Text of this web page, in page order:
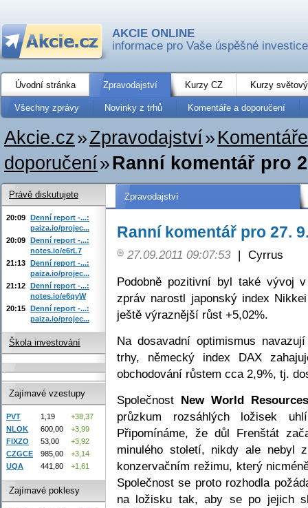
AKCIE ONLINE
informace pro Vaše úspěšné investice
Úvodní stránka Zpravodajství Kurzy CZ Kurzy
Všechny zprávy Novinky z trhů Komentáře a doporučení
Akcie.cz»Zpravodajství»
doporučení»Ranní komentář pro
Zpravodajství
Ranní komentář pro 27.
27.09.2011 09:07:53 | Cyrrus
Podobně pozitivní byl také vývoj
zpráv narostl japonský index
ještě výraznější růst +5,02%.
Na dosavadní optimismus
trhy, německý index DAX
obchodování růstem cca 2,9%, tj.
Společnost New World Resources
průzkum rozsáhlých ložisek
Připomínáme, že důl Frenštát
minulého století, nikdy ale nebyl
konzervačním režimu, který
Společnost se proto rozhodla
na ložisku tak, aby se po jejich
Právě diskutujete
20:09 Denní report -...:
paiza.io/projec...
20:09 Denní report -...:
notes.io/e6rL7
21:13 Denní report -...:
paiza.io/projec...
21:12 Denní report -...:
notes.io/e6qyW
20:15 Denní report -...:
paiza.io/projec...
Škola investování
Zajímavé vzestupy
PVT 1,19
+38,37
NLOK
600,00
+3,99
FIXZO
53,00
+3,92
CZGCE
985,00
+3,14
UQA
441,80 +1,61
Zajímavé poklesy